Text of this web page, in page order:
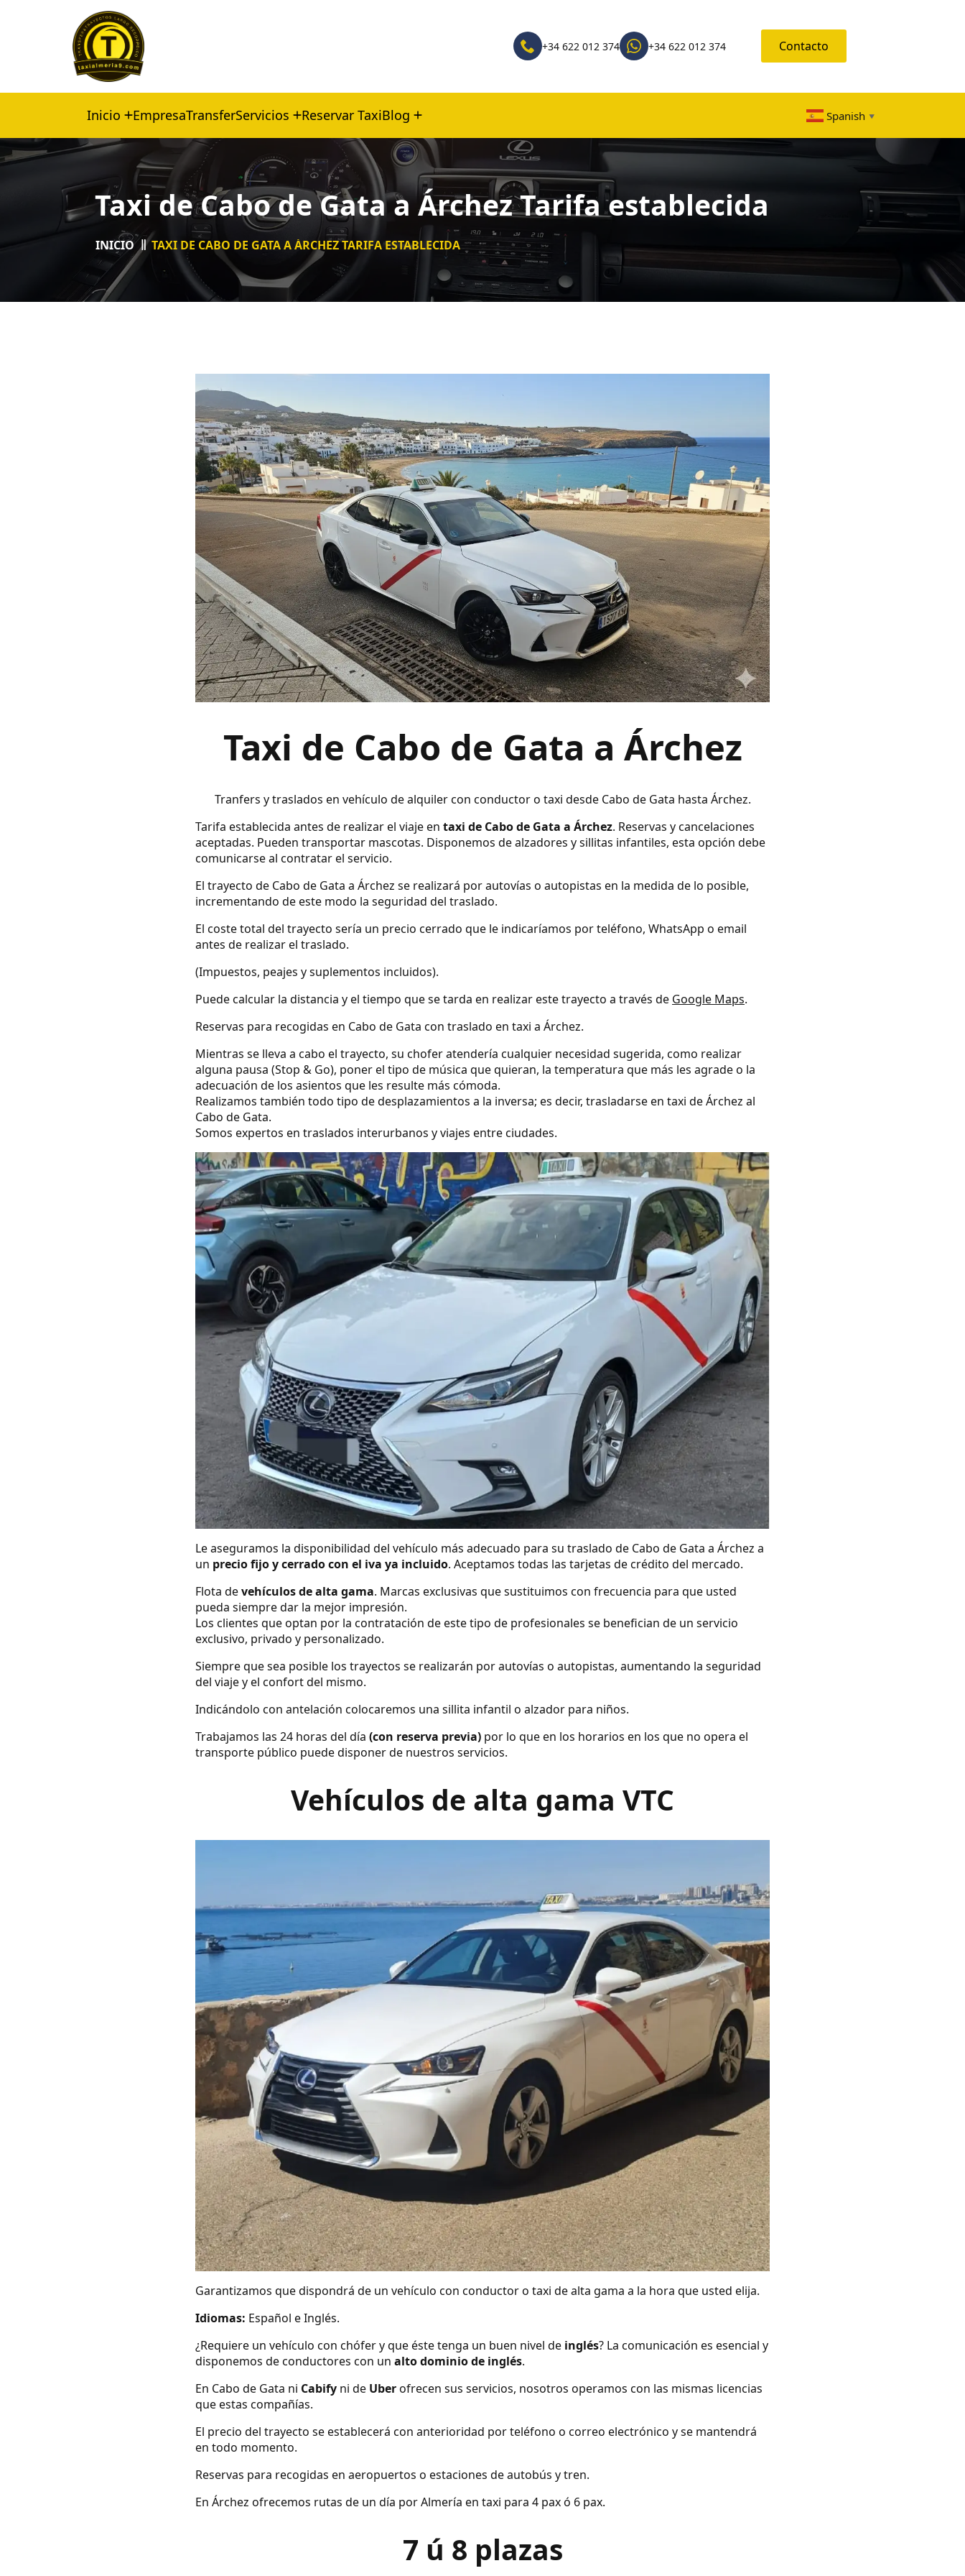
+34 622 012 374 +34 622 012 374 Contacto
Inicio EmpresaTransferServicios Reservar TaxiBlog Spanish ▼
Taxi de Cabo de Gata a Árchez Tarifa establecida
INICIO TAXI DE CABO DE GATA A ÁRCHEZ TARIFA ESTABLECIDA
Taxi de Cabo de Gata a Árchez
Tranfers y traslados en vehículo de alquiler con conductor o taxi desde Cabo de Gata hasta Árchez.
Tarifa establecida antes de realizar el viaje en taxi de Cabo de Gata a Árchez. Reservas y cancelaciones
aceptadas. Pueden transportar mascotas. Disponemos de alzadores y sillitas infantiles, esta opción debe
comunicarse al contratar el servicio.
El trayecto de Cabo de Gata a Árchez se realizará por autovías o autopistas en la medida de lo posible,
incrementando de este modo la seguridad del traslado.
El coste total del trayecto sería un precio cerrado que le indicaríamos por teléfono, WhatsApp o email
antes de realizar el traslado.
(Impuestos, peajes y suplementos incluidos).
Puede calcular la distancia y el tiempo que se tarda en realizar este trayecto a través de Google Maps.
Reservas para recogidas en Cabo de Gata con traslado en taxi a Árchez.
Mientras se lleva a cabo el trayecto, su chofer atendería cualquier necesidad sugerida, como realizar
alguna pausa (Stop & Go), poner el tipo de música que quieran, la temperatura que más les agrade o la
adecuación de los asientos que les resulte más cómoda.
Realizamos también todo tipo de desplazamientos a la inversa; es decir, trasladarse en taxi de Árchez al
Cabo de Gata.
Somos expertos en traslados interurbanos y viajes entre ciudades.
Le aseguramos la disponibilidad del vehículo más adecuado para su traslado de Cabo de Gata a Árchez a
un precio fijo y cerrado con el iva ya incluido. Aceptamos todas las tarjetas de crédito del mercado.
Flota devehículos de alta gama. Marcas exclusivas que sustituimos con frecuencia para que usted
pueda siempre dar la mejor impresión.
Los clientes que optan por la contratación de este tipo de profesionales se benefician de un servicio
exclusivo, privado y personalizado.
Siempre que sea posible los trayectos se realizarán por autovías o autopistas, aumentando la seguridad
del viaje y el confort del mismo.
Indicándolo con antelación colocaremos una sillita infantil o alzador para niños.
Trabajamos las 24 horas del día (con reserva previa) por lo que en los horarios en los que no opera el
transporte público puede disponer de nuestros servicios.
Vehículos de alta gama VTC
Garantizamos que dispondrá de un vehículo con conductor o taxi de alta gama a la hora que usted elija.
Idiomas: Español e Inglés.
¿Requiere un vehículo con chófer y que éste tenga un buen nivel de inglés? La comunicación es esencial y
disponemos de conductores con un alto dominio de inglés.
En Cabo de Gata ni Cabify ni de Uberofrecen sus servicios, nosotros operamos con las mismas licencias
que estas compañías.
El precio del trayecto se establecerá con anterioridad por teléfono o correo electrónico y se mantendrá
en todo momento.
Reservas para recogidas en aeropuertos o estaciones de autobús y tren.
En Árchez ofrecemos rutas de un día por Almería en taxi para 4 pax ó 6 pax.
7 ú 8 plazas